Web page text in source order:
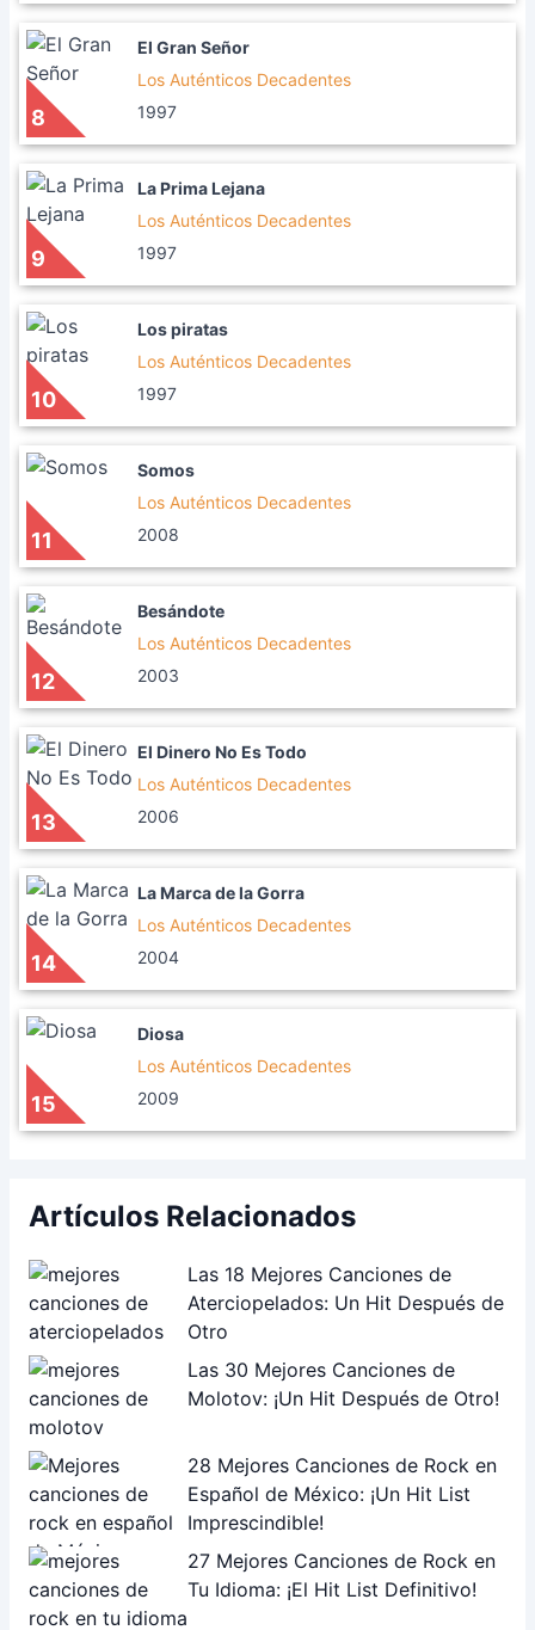
8
El Gran Señor
Los Auténticos Decadentes
1997
9
La Prima Lejana
Los Auténticos Decadentes
1997
10
Los piratas
Los Auténticos Decadentes
1997
11
Somos
Los Auténticos Decadentes
2008
12
Besándote
Los Auténticos Decadentes
2003
13
El Dinero No Es Todo
Los Auténticos Decadentes
2006
14
La Marca de la Gorra
Los Auténticos Decadentes
2004
15
Diosa
Los Auténticos Decadentes
2009
Artículos Relacionados
Las 18 Mejores Canciones de
Aterciopelados: Un Hit Después de
Otro
Las 30 Mejores Canciones de
Molotov: ¡Un Hit Después de Otro!
28 Mejores Canciones de Rock en
Español de México: ¡Un Hit List
Imprescindible!
27 Mejores Canciones de Rock en
Tu Idioma: ¡El Hit List Definitivo!